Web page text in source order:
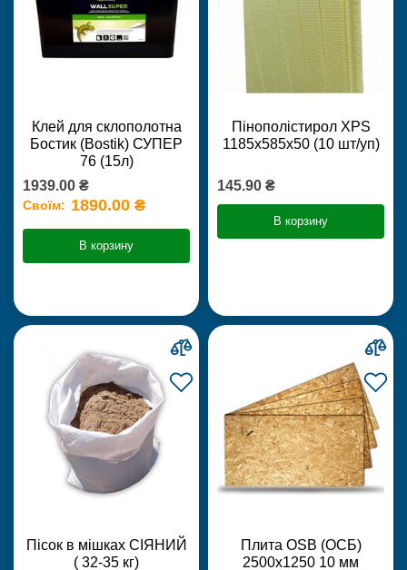
Клей для склополотна
Бостик (Bostik) СУПЕР
76 (15л)
1939.00 ₴
Своїм: 1890.00 ₴
В корзину
Пінополістирол XPS
1185х585х50 (10 шт/уп)
145.90 ₴
В корзину
Пісок в мішках СІЯНИЙ
( 32-35 кг)
Плита OSB (ОСБ)
2500х1250 10 мм